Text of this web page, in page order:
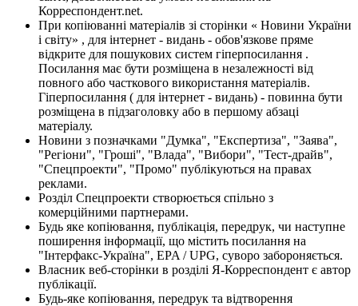
Корреспондент.net.
При копіюванні матеріалів зі сторінки « Новини України
і світу» , для інтернет - видань - обов'язкове пряме
відкрите для пошукових систем гіперпосилання .
Посилання має бути розміщена в незалежності від
повного або часткового використання матеріалів.
Гіперпосилання ( для інтернет - видань) - повинна бути
розміщена в підзаголовку або в першому абзаці
матеріалу.
Новини з позначками "Думка", "Експертиза", "Заява",
"Регіони", "Гроші", "Влада", "Вибори", "Тест-драйв",
"Спецпроекти", "Промо" публікуються на правах
реклами.
Розділ Спецпроекти створюється спільно з
комерційними партнерами.
Будь яке копіювання, публікація, передрук, чи наступне
поширення інформації, що містить посилання на
"Інтерфакс-Україна", EPA / UPG, суворо забороняється.
Власник веб-сторінки в розділі Я-Корреспондент є автор
публікації.
Будь-яке копіювання, передрук та відтворення